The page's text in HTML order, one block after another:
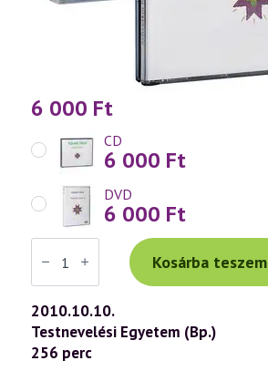
6 000 Ft
CD
6 000 Ft
DVD
6 000 Ft
Váradi
Tibor
előadás
(554)
—
Érzéki
világ
és
szellemi
Kosárba teszem
2010.10.10.
Testnevelési Egyetem (Bp.)
256 perc